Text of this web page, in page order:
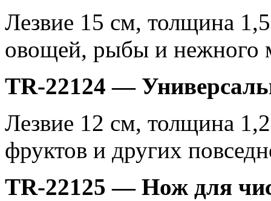
Лезвие 15 см, толщина
овощей, рыбы и нежного
TR-22124 —
Лезвие 12 см, толщина
фруктов и других
TR-22125 — Нож для